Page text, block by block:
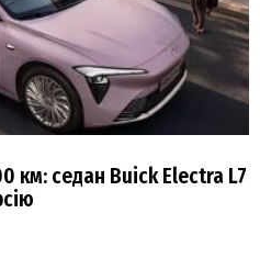
км: седан Buick Electra L7